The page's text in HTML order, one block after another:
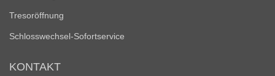
Tresoröffnung
Schlosswechsel-Sofortservice
KONTAKT